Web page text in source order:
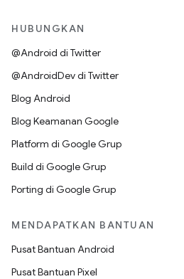
HUBUNGKAN
@Android di Twitter
@AndroidDev di Twitter
Blog Android
Blog Keamanan Google
Platform di Google Grup
Build di Google Grup
Porting di Google Grup
MENDAPATKAN BANTUAN
Pusat Bantuan Android
Pusat Bantuan Pixel